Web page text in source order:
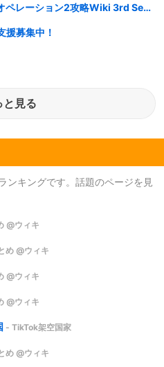
レーション2攻略Wiki 3rd Season
援募集中！
と見る
ンキングです。話題のページを見
@ウィキ
め @ウィキ
@ウィキ
@ウィキ
- TikTok架空国家
め @ウィキ